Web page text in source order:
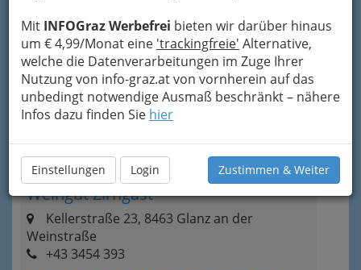
Mit INFOGraz Werbefrei bieten wir darüber hinaus
um € 4,99/Monat eine 'trackingfreie' Alternative,
welche die Datenverarbeitungen im Zuge Ihrer
Nutzung von info-graz.at von vornherein auf das
unbedingt notwendige Ausmaß beschränkt – nähere
Infos dazu finden Sie hier
Einstellungen Login Zustimmen & Weiter
Weingut Fellner - Glanz
Glanz 57, 8463 Leutschach
+43 3454 288
Webseite
E-Mail
Karte & Routenplaner
Eintrag ändern
3
Weingut Zirngast
Kellerstraße 23, 8463 Glanz an der
Weinstraße
+43 3454 393